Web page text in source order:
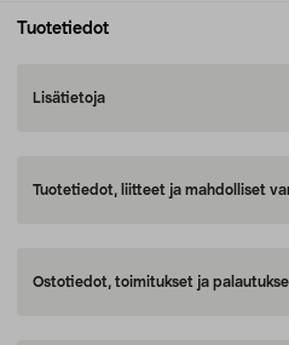
Tuotetiedot
Lisätietoja
Tuotetiedot, liitteet ja mahdolliset
Ostotiedot, toimitukset ja